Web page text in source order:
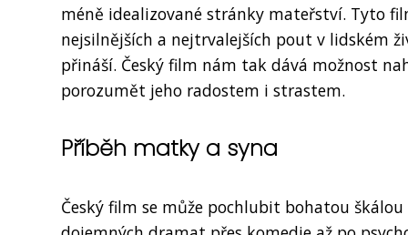
méně idealizované stránky mateřství. Tyto
nejsilnějších a nejtrvalejších pout v lidském
přináší. Český film nám tak dává možnost
porozumět jeho radostem i strastem.
Příběh matky a syna
Český film se může pochlubit bohatou